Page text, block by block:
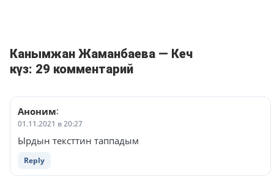
Канымжан Жаманбаева — Кеч
күз: 29 комментарий
Аноним:
01.11.2021 в 20:27
Ырдын тексттин таппадым
Reply